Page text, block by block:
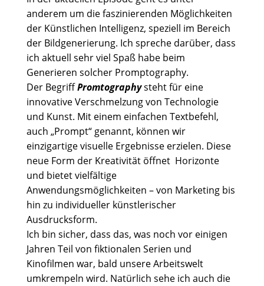
anderem um die faszinierenden Möglichkeiten
der Künstlichen Intelligenz, speziell im Bereich
der Bildgenerierung. Ich spreche darüber, dass
ich aktuell sehr viel Spaß habe beim
Generieren solcher Promptography.
Der BegriffPromtographysteht für eine
innovative Verschmelzung von Technologie
und Kunst. Mit einem einfachen Textbefehl,
auch „Prompt“ genannt, können wir
einzigartige visuelle Ergebnisse erzielen. Diese
neue Form der Kreativität öffnet Horizonte
und bietet vielfältige
Anwendungsmöglichkeiten – von Marketing bis
hin zu individueller künstlerischer
Ausdrucksform.
Ich bin sicher, dass das, was noch vor einigen
Jahren Teil von fiktionalen Serien und
Kinofilmen war, bald unsere Arbeitswelt
umkrempeln wird. Natürlich sehe ich auch die